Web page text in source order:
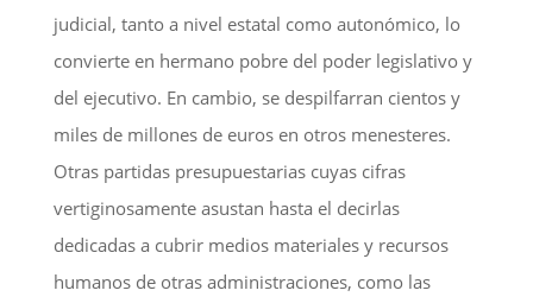
judicial, tanto a nivel estatal como autonómico, lo
convierte en hermano pobre del poder legislativo y
del ejecutivo. En cambio, se despilfarran cientos y
miles de millones de euros en otros menesteres.
Otras partidas presupuestarias cuyas cifras
vertiginosamente asustan hasta el decirlas
dedicadas a cubrir medios materiales y recursos
humanos de otras administraciones, como las